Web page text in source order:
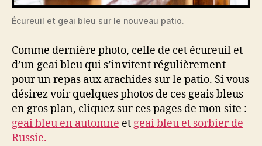
Écureuil et geai bleu sur le nouveau patio.
Comme dernière photo, celle de cet écureuil et
d’un geai bleu qui s’invitent régulièrement
pour un repas aux arachides sur le patio. Si vous
désirez voir quelques photos de ces geais bleus
en gros plan, cliquez sur ces pages de mon site :
geai bleu en automne etgeai bleu et sorbier de
Russie.